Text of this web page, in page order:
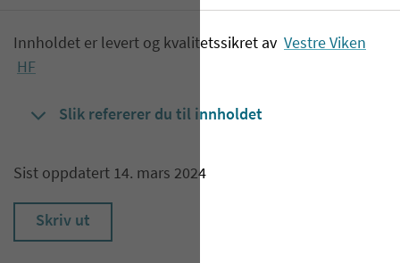
Innholdet er levert og kvalitetssikret av Vestre Viken
HF
Slik refererer du til innholdet
Sist oppdatert 14. mars 2024
Skriv ut